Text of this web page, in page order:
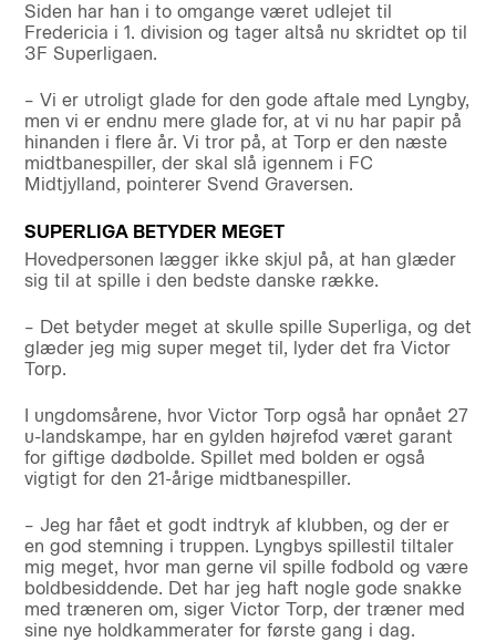
Siden har han i to omgange været udlejet til
Fredericia i 1. division og tager altså nu skridtet op til
3F Superligaen.
– Vi er utroligt glade for den gode aftale med Lyngby,
men vi er endnu mere glade for, at vi nu har papir på
hinanden i flere år. Vi tror på, at Torp er den næste
midtbanespiller, der skal slå igennem i FC
Midtjylland, pointerer Svend Graversen.
SUPERLIGA BETYDER MEGET
Hovedpersonen lægger ikke skjul på, at han glæder
sig til at spille i den bedste danske række.
– Det betyder meget at skulle spille Superliga, og det
glæder jeg mig super meget til, lyder det fra Victor
Torp.
I ungdomsårene, hvor Victor Torp også har opnået 27
u-landskampe, har en gylden højrefod været garant
for giftige dødbolde. Spillet med bolden er også
vigtigt for den 21-årige midtbanespiller.
– Jeg har fået et godt indtryk af klubben, og der er
en god stemning i truppen. Lyngbys spillestil tiltaler
mig meget, hvor man gerne vil spille fodbold og være
boldbesiddende. Det har jeg haft nogle gode snakke
med træneren om, siger Victor Torp, der træner med
sine nye holdkammerater for første gang i dag.